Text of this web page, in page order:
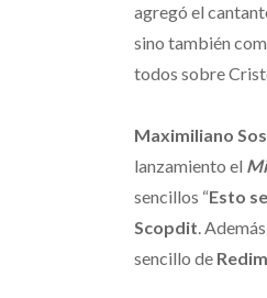
agregó el
sino también
todos sobre
Maximiliano
lanzamiento el
sencillos “Esto
Scopdit.
sencillo de